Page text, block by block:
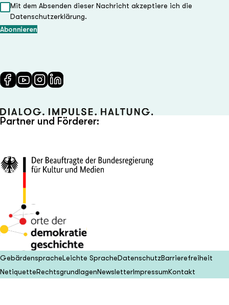
Mit dem Absenden dieser Nachricht akzeptiere ich die
Datenschutzerklärung.
Partner und Förderer:
GebärdenspracheLeichte SpracheDatenschutzBarrierefreiheit
NetiquetteRechtsgrundlagenNewsletterImpressumKontakt